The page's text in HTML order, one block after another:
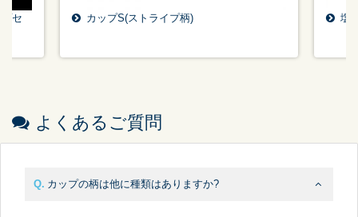
セ カップS(ストライプ柄) 塩
よくあるご質問
カップの柄は他に種類はありますか?